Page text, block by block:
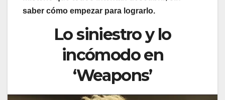
saber cómo empezar para lograrlo.
Lo siniestro y lo
incómodo en
‘Weapons’